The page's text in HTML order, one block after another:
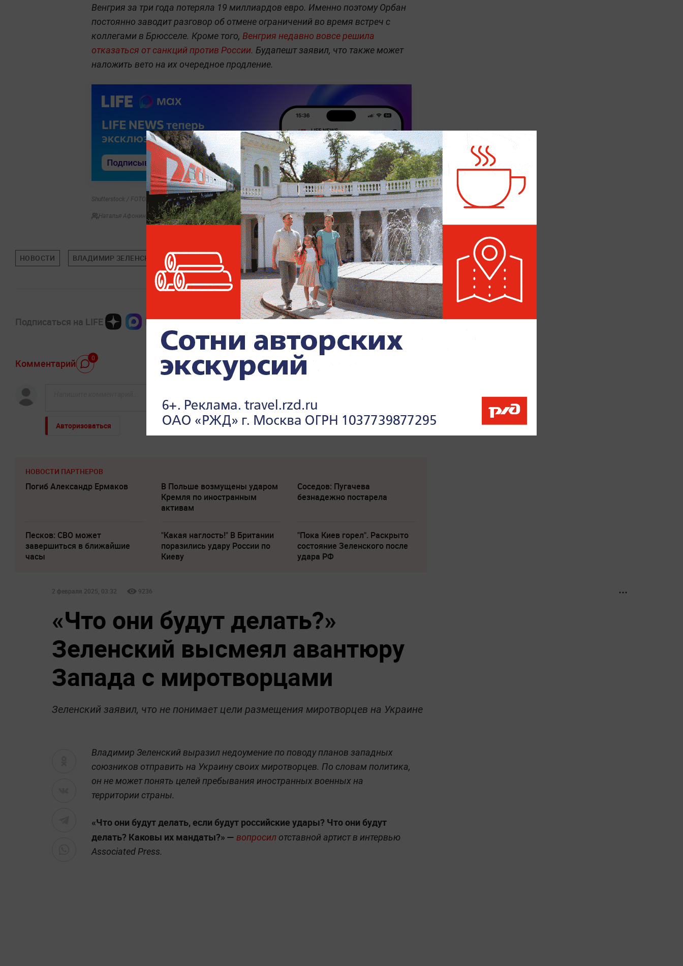
Венгрия за три года потеряла 19 миллиардов евро. Именно поэтому Орбан
постоянно заводит разговор об отмене ограничений во время встреч с
коллегами в Брюсселе. Кроме того, Венгрия недавно вовсе решила
отказаться от санкций против России. Будапешт заявил, что также может
наложить вето на их очередное продление.
Shutterstock / FOTODOM / Dmytro Larin
Наталья Афонина
НОВОСТИ ВЛАДИМИР ЗЕЛЕНСКИЙ МИРОВАЯ ПОЛИТИКА ПОЛИТИКА
Подписаться на LIFE
Комментарий 0
Авторизоваться
НОВОСТИ ПАРТНЕРОВ
Погиб Александр Ермаков
В Польше возмущены ударом
Кремля по иностранным
активам
Соседов: Пугачева
безнадежно постарела
Песков: СВО может
завершиться в ближайшие
часы
"Какая наглость!" В Британии
поразились удару России по
Киеву
"Пока Киев горел". Раскрыто
состояние Зеленского после
удара РФ
2 февраля 2025, 03:32 9236
«Что они будут делать?»
Зеленский высмеял авантюру
Запада с миротворцами
Зеленский заявил, что не понимает цели размещения миротворцев на Украине
Владимир Зеленский выразил недоумение по поводу планов западных
союзников отправить на Украину своих миротворцев. По словам политика,
он не может понять целей пребывания иностранных военных на
территории страны.
«Что они будут делать, если будут российские удары? Что они будут
делать? Каковы их мандаты?» — вопросил отставной артист в интервью
Associated Press.